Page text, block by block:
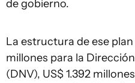
de gobierno.
La estructura de ese
millones para la
(DNV), US$ 1.392